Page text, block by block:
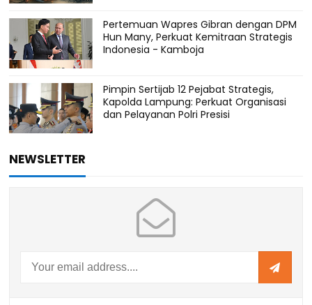
Pertemuan Wapres Gibran dengan DPM
Hun Many, Perkuat Kemitraan Strategis
Indonesia - Kamboja
Pimpin Sertijab 12 Pejabat Strategis,
Kapolda Lampung: Perkuat Organisasi
dan Pelayanan Polri Presisi
NEWSLETTER